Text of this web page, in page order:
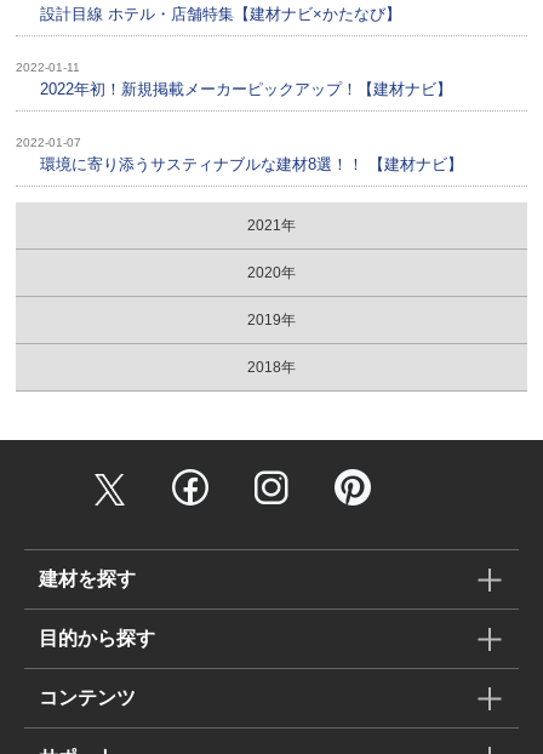
設計目線 ホテル・店舗特集【建材ナビ×かたなび】
2022-01-11
2022年初！新規掲載メーカーピックアップ！【建材ナビ】
2022-01-07
環境に寄り添うサスティナブルな建材8選！！ 【建材ナビ】
2021年
2020年
2019年
2018年
建材を探す
目的から探す
コンテンツ